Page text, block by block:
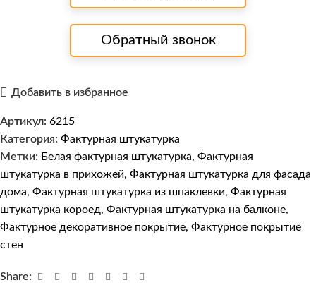
Обратный звонок
Добавить в избранное
Артикул: 6215
Категория: Фактурная штукатурка
Метки: Белая фактурная штукатурка, Фактурная
штукатурка в прихожей, Фактурная штукатурка для фасада
дома, Фактурная штукатурка из шпаклевки, Фактурная
штукатурка короед, Фактурная штукатурка на балконе,
Фактурное декоративное покрытие, Фактурное покрытие
стен
Share: